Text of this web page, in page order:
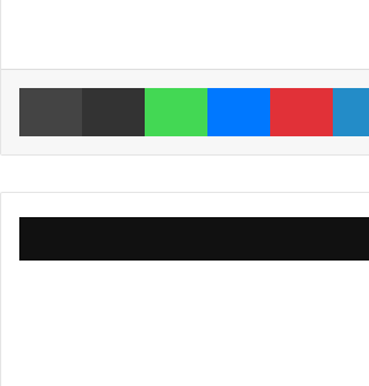
لينكدإن بينتيريست ماسنجر واتساب مشاركة عبر البريد